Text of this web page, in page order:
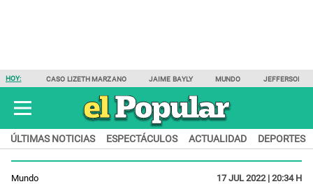
HOY: CASO LIZETH MARZANO JAIME BAYLY MUNDO JEFFERSON
ÚLTIMAS NOTICIAS ESPECTÁCULOS ACTUALIDAD DEPORTES
Mundo 17 JUL 2022 | 20:34 H